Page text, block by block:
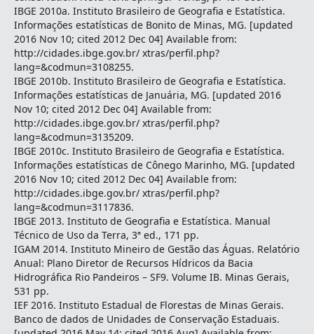
IBGE 2010a. Instituto Brasileiro de Geografia e Estatística.
Informações estatísticas de Bonito de Minas, MG. [updated
2016 Nov 10; cited 2012 Dec 04] Available from:
http://cidades.ibge.gov.br/ xtras/perfil.php?
lang=&codmun=3108255.
IBGE 2010b. Instituto Brasileiro de Geografia e Estatística.
Informações estatísticas de Januária, MG. [updated 2016
Nov 10; cited 2012 Dec 04] Available from:
http://cidades.ibge.gov.br/ xtras/perfil.php?
lang=&codmun=3135209.
IBGE 2010c. Instituto Brasileiro de Geografia e Estatística.
Informações estatísticas de Cônego Marinho, MG. [updated
2016 Nov 10; cited 2012 Dec 04] Available from:
http://cidades.ibge.gov.br/ xtras/perfil.php?
lang=&codmun=3117836.
IBGE 2013. Instituto de Geografia e Estatística. Manual
Técnico de Uso da Terra, 3ª ed., 171 pp.
IGAM 2014. Instituto Mineiro de Gestão das Águas. Relatório
Anual: Plano Diretor de Recursos Hídricos da Bacia
Hidrográfica Rio Pandeiros – SF9. Volume IB. Minas Gerais,
531 pp.
IEF 2016. Instituto Estadual de Florestas de Minas Gerais.
Banco de dados de Unidades de Conservação Estaduais.